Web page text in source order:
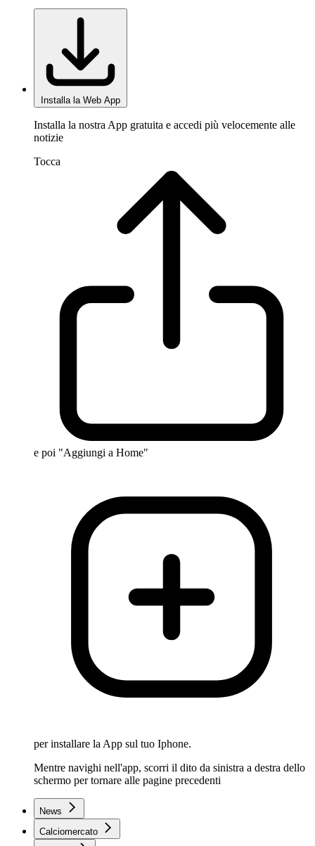
Installa la Web App
Installa la nostra App gratuita e accedi più velocemente alle
notizie
Tocca
e poi "Aggiungi a Home"
per installare la App sul tuo Iphone.
Mentre navighi nell'app, scorri il dito da sinistra a destra dello
schermo per tornare alle pagine precedenti
News
Calciomercato